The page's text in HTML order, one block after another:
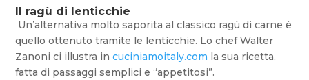
Il ragù di lenticchie
Un’alternativa molto saporita al classico ragù di carne è
quello ottenuto tramite le lenticchie. Lo chef Walter
Zanoni ci illustra incuciniamoitaly.com la sua ricetta,
fatta di passaggi semplici e “appetitosi”.